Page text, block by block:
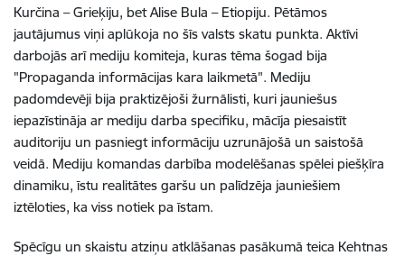
Kurčina – Grieķiju, bet Alise Bula – Etiopiju. Pētāmos
jautājumus viņi aplūkoja no šīs valsts skatu punkta. Aktīvi
darbojās arī mediju komiteja, kuras tēma šogad bija
"Propaganda informācijas kara laikmetā". Mediju
padomdevēji bija praktizējoši žurnālisti, kuri jauniešus
iepazīstināja ar mediju darba specifiku, mācīja piesaistīt
auditoriju un pasniegt informāciju uzrunājošā un saistošā
veidā. Mediju komandas darbība modelēšanas spēlei piešķīra
dinamiku, īstu realitātes garšu un palīdzēja jauniešiem
iztēloties, ka viss notiek pa īstam.
Spēcīgu un skaistu atziņu atklāšanas pasākumā teica Kehtnas